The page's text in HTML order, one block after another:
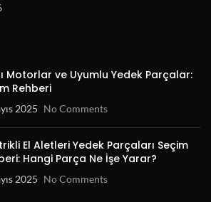
Motorlar ve Uyumlu Yedek Parçalar:
Rehberi
2025 No Comments
El Aletleri Yedek Parçaları Seçim
Hangi Parça Ne İşe Yarar?
2025 No Comments